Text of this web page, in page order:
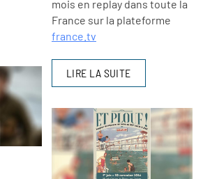
mois en replay dans toute la
France sur la plateforme
france.tv
LIRE LA SUITE